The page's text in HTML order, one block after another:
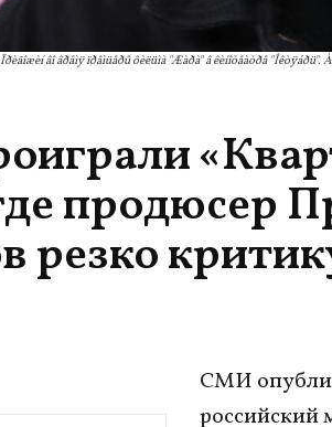
âî âðåìÿ ïðåìüåðû ôèëüìà "Æàðà" â êèíîòåàòðå "Îêòÿáðü".
продюсер
резко
СМИ
российский